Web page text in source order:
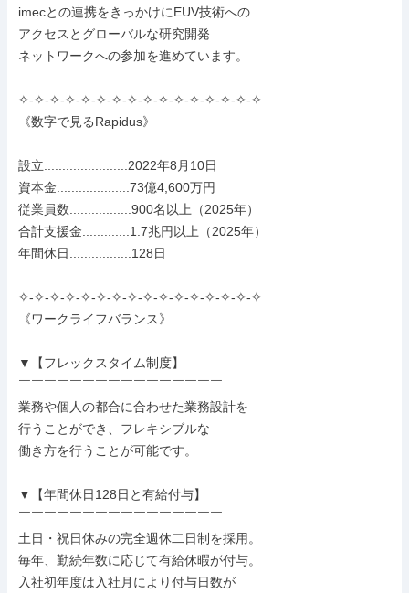
imecとの連携をきっかけにEUV技術への
アクセスとグローバルな研究開発
ネットワークへの参加を進めています。
✧-✧-✧-✧-✧-✧-✧-✧-✧-✧-✧-✧-✧-✧-✧-✧
《数字で見るRapidus》
設立.......................2022年8月10日
資本金....................73億4,600万円
従業員数.................900名以上（2025年）
合計支援金.............1.7兆円以上（2025年）
年間休日.................128日
✧-✧-✧-✧-✧-✧-✧-✧-✧-✧-✧-✧-✧-✧-✧-✧
《ワークライフバランス》
▼【フレックスタイム制度】
￣￣￣￣￣￣￣￣￣￣￣￣￣￣￣￣
業務や個人の都合に合わせた業務設計を
行うことができ、フレキシブルな
働き方を行うことが可能です。
▼【年間休日128日と有給付与】
￣￣￣￣￣￣￣￣￣￣￣￣￣￣￣￣
土日・祝日休みの完全週休二日制を採用。
毎年、勤続年数に応じて有給休暇が付与。
入社初年度は入社月により付与日数が